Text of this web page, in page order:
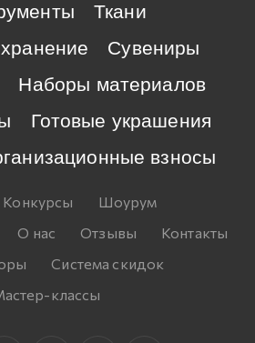
Ткани
Сувениры
Наборы материалов
Готовые украшения
взносы
Конкурсы
Шоурум
О нас Отзывы
Контакты
Система скидок
классы